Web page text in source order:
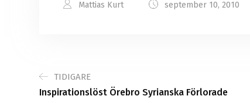
Mattias Kurt september 10, 2010
TIDIGARE
Inspirationslöst Örebro Syrianska Förlorade